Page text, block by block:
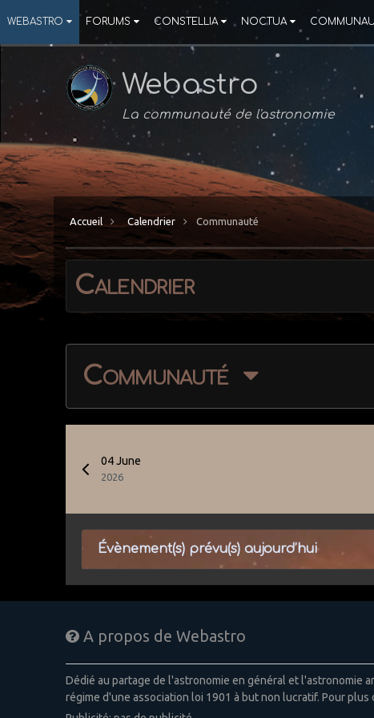
WEBASTRO FORUMS CONSTELLIA NOCTUA
Webastro
La communauté de l'astronomie
Accueil Calendrier Communauté
Calendrier
Communauté
04 June
2026
Évènement(s) prévu(s) aujourd’hui
A propos de Webastro
Dédié au partage de l'astronomie en général et l'astronomie
régime d'une association loi 1901 à but non lucratif. Pour plus